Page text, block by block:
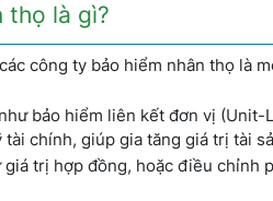
thọ là gì?
công ty bảo hiểm nhân thọ là
bảo hiểm liên kết đơn vị
chính, giúp gia tăng giá trị tài
trị hợp đồng, hoặc điều chỉnh